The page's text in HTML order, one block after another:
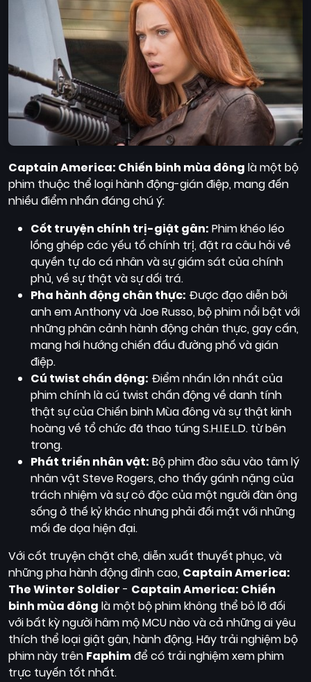
Captain America: Chiến binh mùa đông là một bộ
phim thuộc thể loại hành động-gián điệp, mang đến
nhiều điểm nhấn đáng chú ý:
Cốt truyện chính trị-giật gân: Phim khéo léo
lồng ghép các yếu tố chính trị, đặt ra câu hỏi về
quyền tự do cá nhân và sự giám sát của chính
phủ, về sự thật và sự dối trá.
Pha hành động chân thực: Được đạo diễn bởi
anh em Anthony và Joe Russo, bộ phim nổi bật với
những phân cảnh hành động chân thực, gay cấn,
mang hơi hướng chiến đấu đường phố và gián
điệp.
Cú twist chấn động: Điểm nhấn lớn nhất của
phim chính là cú twist chấn động về danh tính
thật sự của Chiến binh Mùa đông và sự thật kinh
hoàng về tổ chức đã thao túng S.H.I.E.L.D. từ bên
trong.
Phát triển nhân vật: Bộ phim đào sâu vào tâm lý
nhân vật Steve Rogers, cho thấy gánh nặng của
trách nhiệm và sự cô độc của một người đàn ông
sống ở thế kỷ khác nhưng phải đối mặt với những
mối đe dọa hiện đại.
Với cốt truyện chặt chẽ, diễn xuất thuyết phục, và
những pha hành động đỉnh cao, Captain America:
The Winter Soldier - Captain America: Chiến
binh mùa đông là một bộ phim không thể bỏ lỡ đối
với bất kỳ người hâm mộ MCU nào và cả những ai yêu
thích thể loại giật gân, hành động. Hãy trải nghiệm bộ
phim này trên Faphimđể có trải nghiệm xem phim
trực tuyến tốt nhất.